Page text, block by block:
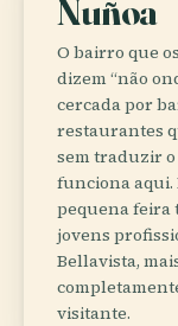
Ñuñoa
O bairro que
dizem “não
cercada por
restaurantes
sem traduzir o
funciona aqui.
pequena feira
jovens
Bellavista,
visitante.